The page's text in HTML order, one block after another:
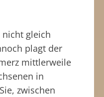
nicht gleich
plagt der
mittlerweile
in
zwischen